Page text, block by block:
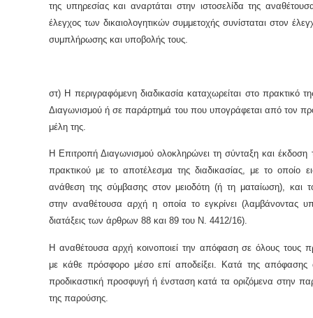
της υπηρεσίας και αναρτάται στην ιστοσελίδα της
έλεγχος των δικαιολογητικών συμμετοχής συνίσταται στον
συμπλήρωσης και υποβολής τους.
στ) Η περιγραφόμενη διαδικασία καταχωρείται στο πρακτικό
Διαγωνισμού ή σε παράρτημά του που υπογράφεται από τον
μέλη της.
Η Επιτροπή Διαγωνισμού ολοκληρώνει τη σύνταξη και έκδοση
πρακτικού με το αποτέλεσμα της διαδικασίας, με το οποίο
ανάθεση της σύμβασης στον μειοδότη (ή τη ματαίωση), και
στην αναθέτουσα αρχή η οποία το εγκρίνει (λαμβάνοντας
διατάξεις των άρθρων 88 και 89 του Ν. 4412/16).
Η αναθέτουσα αρχή κοινοποιεί την απόφαση σε όλους τους
με κάθε πρόσφορο μέσο επί αποδείξει. Κατά της απόφασης
προδικαστική προσφυγή ή ένσταση κατά τα οριζόμενα στην
της παρούσης.